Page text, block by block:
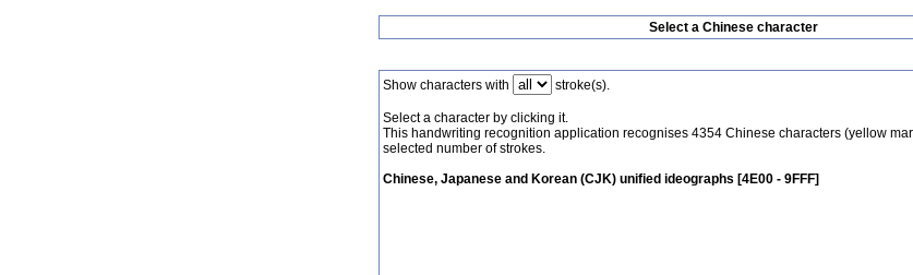
Select a Chinese character
Show characters with stroke(s).
Select a character by clicking it.
This handwriting recognition application recognises 4354 Chinese characters (yellow
selected number of strokes.
Chinese, Japanese and Korean (CJK) unified ideographs [4E00 - 9FFF]